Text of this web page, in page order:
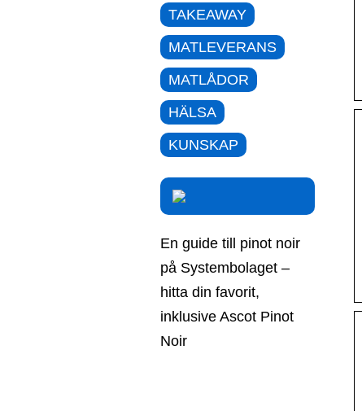
TAKEAWAY
MATLEVERANS
MATLÅDOR
HÄLSA
KUNSKAP
En guide till pinot noir
på Systembolaget –
hitta din favorit,
inklusive Ascot Pinot
Noir